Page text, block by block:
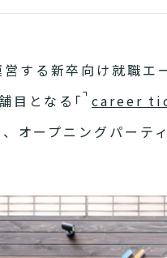
営する新卒向け就職
目となる｢ career
オープニングパーティ